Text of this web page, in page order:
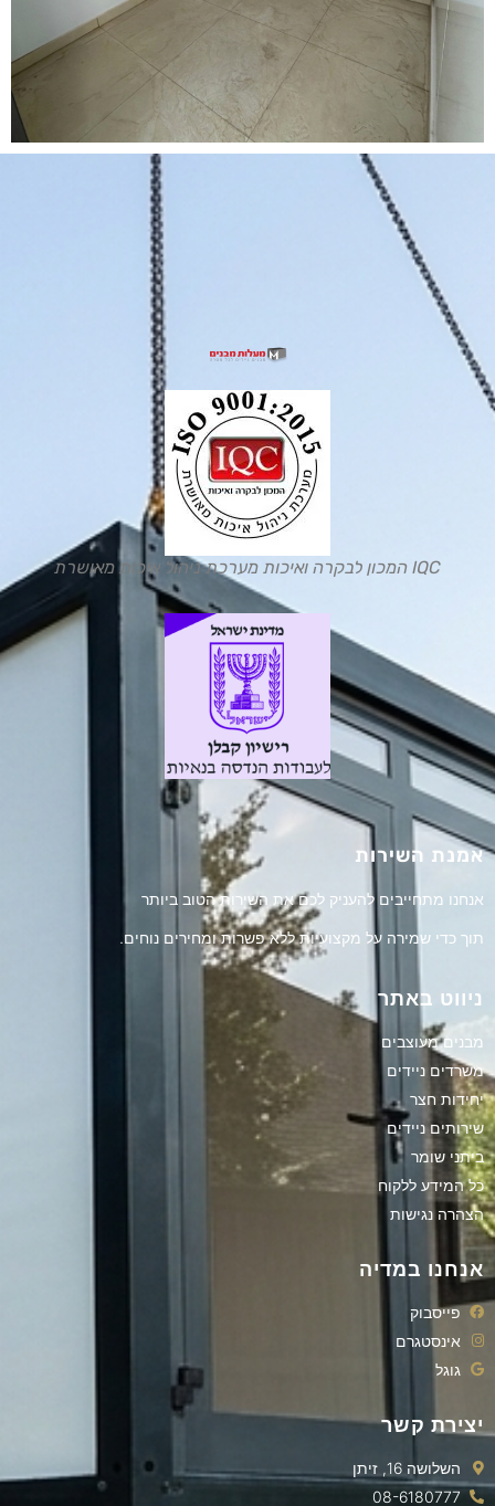
IQC המכון לבקרה ואיכות מערכת ניהול איכות מאושרת
אמנת השירות
אנחנו מתחייבים להעניק לכם את השירות הטוב ביותר
תוך כדי שמירה על מקצועיות ללא פשרות ומחירים נוחים.
ניווט באתר
מבנים מעוצבים
משרדים ניידים
יחידות חצר
שירותים ניידים
ביתני שומר
כל המידע ללקוח
הצהרה נגישות
אנחנו במדיה
פייסבוק
אינסטגרם
גוגל
יצירת קשר
השלושה 16, זיתן
08-6180777